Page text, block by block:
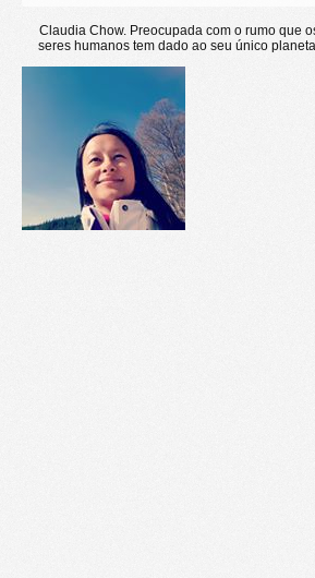
Claudia Chow. Preocupada com o rumo que
seres humanos tem dado ao seu único